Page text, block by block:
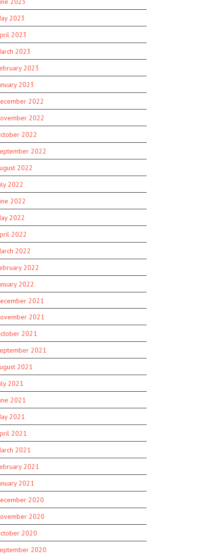
2023
2023
2023
2023
2023
2022
2022
2022
2022
2022
2022
2022
2022
2022
2022
2022
2022
2021
2021
2021
2021
2021
2021
2021
2021
2021
2021
2021
2021
2020
2020
2020
2020